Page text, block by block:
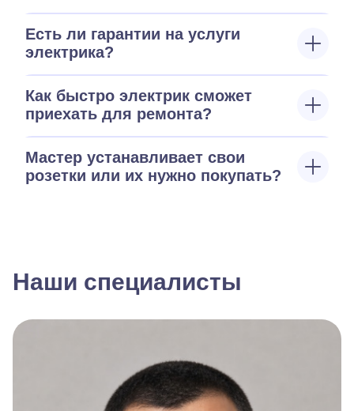
Есть ли гарантии на услуги
электрика?
Как быстро электрик сможет
приехать для ремонта?
Мастер устанавливает свои
розетки или их нужно покупать?
Наши специалисты